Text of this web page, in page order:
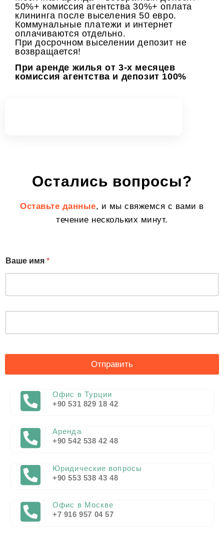
50%+ комиссия агентства 30%+ оплата
клининга после выселения 50 евро.
Коммунальные платежи и интернет
оплачиваются отдельно.
При досрочном выселении депозит не
возвращается!
При аренде жилья от 3-х месяцев
комиссия агентства и депозит 100%
Остались вопросы?
Оставьте данные, и мы свяжемся с вами в
течение нескольких минут.
Ваше имя *
Отправить
Офис в Турции
+90 531 829 18 42
Аренда
+90 542 538 42 48
Юридические вопросы
+90 553 538 43 48
Офис в Москве
+7 916 957 04 57